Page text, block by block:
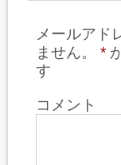
メールアド
ません。
*
す
コメント